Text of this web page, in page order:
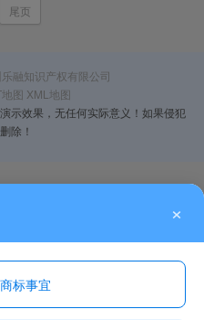
尾页
融知识产权有限公司
图 XML地图
示效果，无任何实际意义！如果侵犯
除！
×
标事宜